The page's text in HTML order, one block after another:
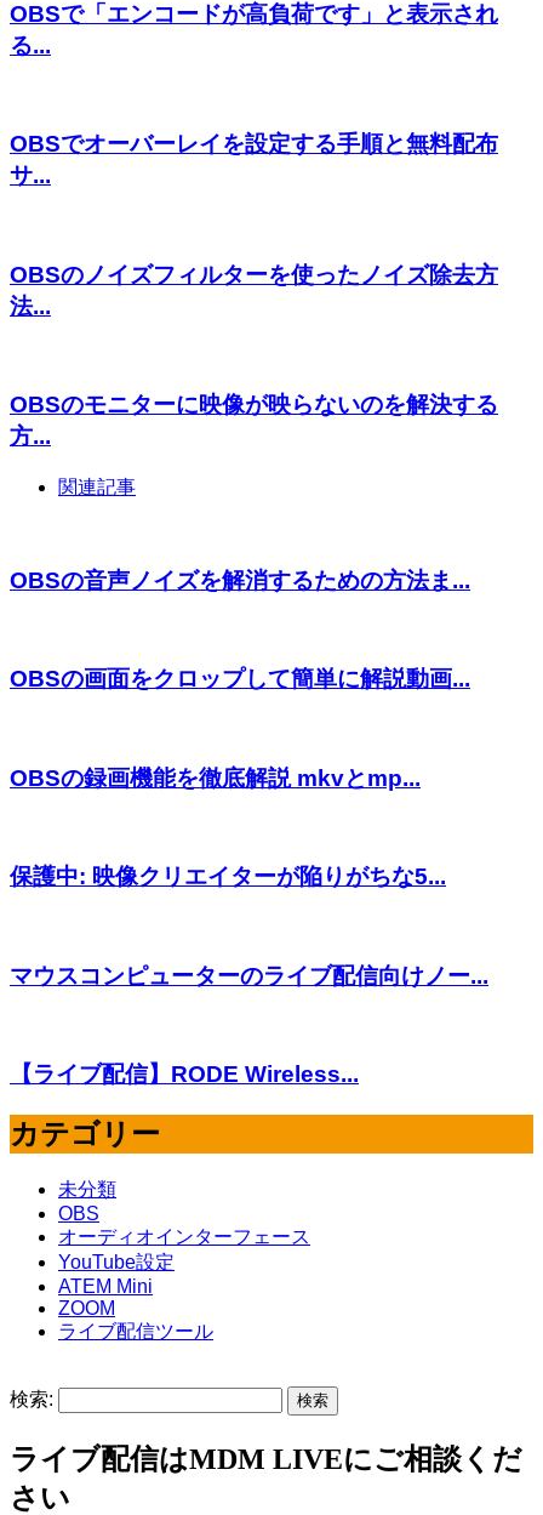
OBSで「エンコードが高負荷です」と表示され
る...
OBSでオーバーレイを設定する手順と無料配布
サ...
OBSのノイズフィルターを使ったノイズ除去方
法...
OBSのモニターに映像が映らないのを解決する
方...
関連記事
OBSの音声ノイズを解消するための方法ま...
OBSの画面をクロップして簡単に解説動画...
OBSの録画機能を徹底解説 mkvとmp...
保護中: 映像クリエイターが陥りがちな5...
マウスコンピューターのライブ配信向けノー...
【ライブ配信】RODE Wireless...
カテゴリー
未分類
OBS
オーディオインターフェース
YouTube設定
ATEM Mini
ZOOM
ライブ配信ツール
検索:
ライブ配信はMDM LIVEにご相談くだ
さい